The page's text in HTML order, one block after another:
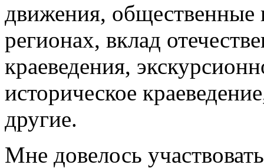
движения, общественные
регионах, вклад
краеведения,
историческое
другие.
Мне довелось